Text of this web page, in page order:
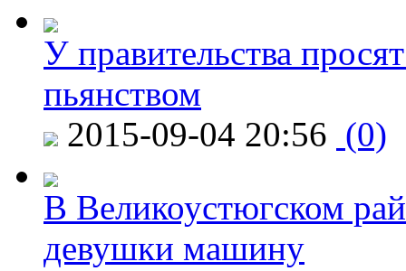
У правительства
пьянством
2015-09-04 20:56 (0)
В Великоустюгском
девушки машину